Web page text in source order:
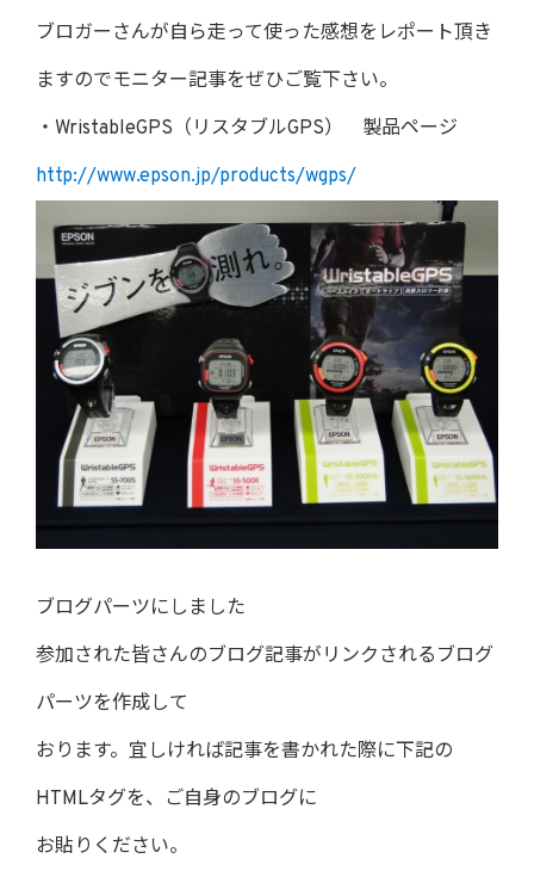
ブロガーさんが自ら走って使った感想をレポート頂き
ますのでモニター記事をぜひご覧下さい。
・WristableGPS（リスタブルGPS） 製品ページ
http://www.epson.jp/products/wgps/
ブログパーツにしました
参加された皆さんのブログ記事がリンクされるブログ
パーツを作成して
おります。宜しければ記事を書かれた際に下記の
HTMLタグを、ご自身のブログに
お貼りください。